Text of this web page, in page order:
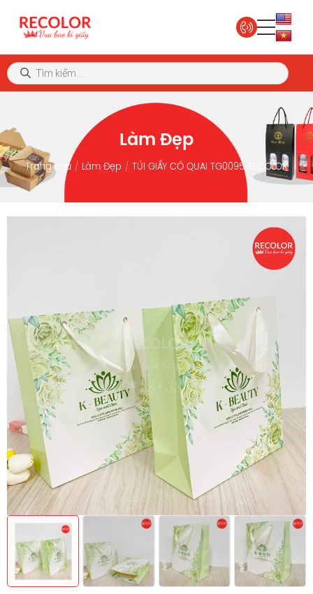
Làm Đẹp
Trang chủ Làm Đẹp TÚI GIẤY CÓ QUAI TG0095 RECOLOR